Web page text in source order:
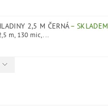
2,5 M ČERNÁ–SKLADEM
m, 130 mic,...